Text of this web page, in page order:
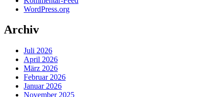
WordPress.org
Archiv
Juli 2026
April 2026
März 2026
Februar 2026
Januar 2026
November 2025